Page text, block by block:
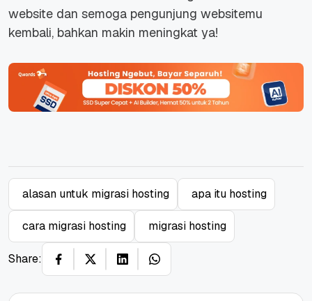
website dan semoga pengunjung websitemu
kembali, bahkan makin meningkat ya!
alasan untuk migrasi hosting apa itu hosting
cara migrasi hosting migrasi hosting
Share: